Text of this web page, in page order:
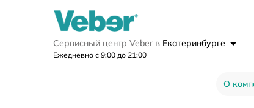
Сервисный центр Veber в Екатеринбурге
Ежедневно с 9:00 до 21:00
О